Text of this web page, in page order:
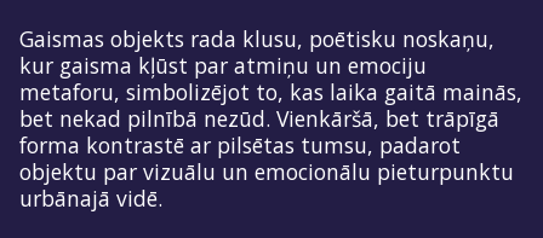
Gaismas objekts rada klusu, poētisku noskaņu,
kur gaisma kļūst par atmiņu un emociju
metaforu, simbolizējot to, kas laika gaitā mainās,
bet nekad pilnībā nezūd. Vienkāršā, bet trāpīgā
forma kontrastē ar pilsētas tumsu, padarot
objektu par vizuālu un emocionālu pieturpunktu
urbānajā vidē.